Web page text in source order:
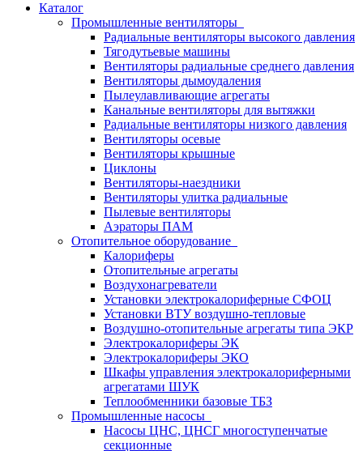
Каталог
Промышленные вентиляторы
Радиальные вентиляторы высокого давления
Тягодутьевые машины
Вентиляторы радиальные среднего давления
Вентиляторы дымоудаления
Пылеулавливающие агрегаты
Канальные вентиляторы для вытяжки
Радиальные вентиляторы низкого давления
Вентиляторы осевые
Вентиляторы крышные
Циклоны
Вентиляторы-наездники
Вентиляторы улитка радиальные
Пылевые вентиляторы
Аэраторы ПАМ
Отопительное оборудование
Калориферы
Отопительные агрегаты
Воздухонагреватели
Установки электрокалориферные СФОЦ
Установки ВТУ воздушно-тепловые
Воздушно-отопительные агрегаты типа ЭКР
Электрокалориферы ЭК
Электрокалориферы ЭКО
Шкафы управления электрокалориферными
агрегатами ШУК
Теплообменники базовые ТБЗ
Промышленные насосы
Насосы ЦНС, ЦНСГ многоступенчатые
секционные